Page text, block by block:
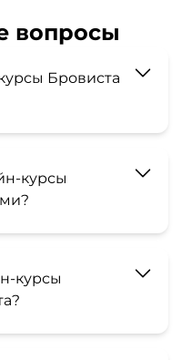
вопросы
Бровиста
курсы
курсы